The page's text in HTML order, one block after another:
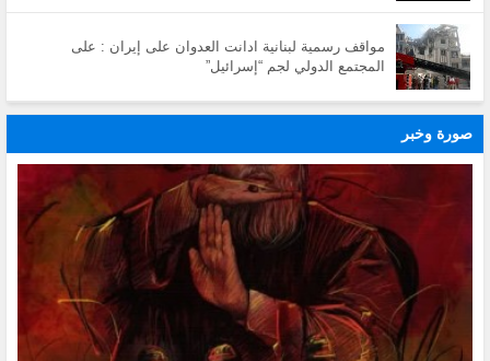
مواقف رسمية لبنانية ادانت العدوان على إيران : على
المجتمع الدولي لجم “إسرائيل”
صورة وخبر